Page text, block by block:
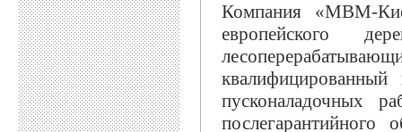
Компания «МВМ-
европейского
пусконаладочных